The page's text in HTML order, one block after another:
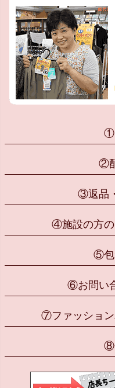
①
②
③返品
④施設の方の
⑤包
⑥お問い
⑦ファッション
⑧